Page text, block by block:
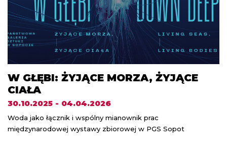
W GŁĘBI: ŻYJĄCE MORZA, ŻYJĄCE
CIAŁA
30.10.2025 - 04.04.2026
Woda jako łącznik i wspólny mianownik prac
międzynarodowej wystawy zbiorowej w PGS Sopot